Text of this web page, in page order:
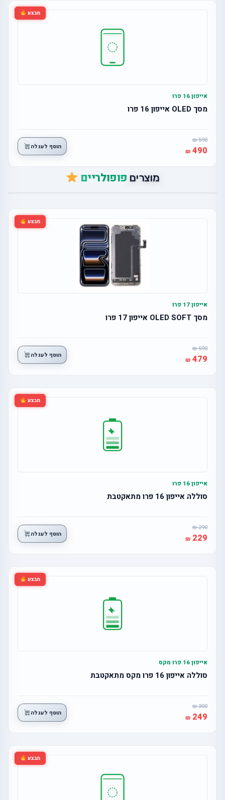
מבצע
אייפון 16 פרו
מסך OLED אייפון 16 פרו
590
490 הוסף לעגלה
מוצרים פופולריים
מבצע
אייפון 17 פרו
מסך OLED SOFT אייפון 17 פרו
590
479 הוסף לעגלה
מבצע
אייפון 16 פרו
סוללה אייפון 16 פרו מתאקטבת
290
229 הוסף לעגלה
מבצע
אייפון 16 פרו מקס
סוללה אייפון 16 פרו מקס מתאקטבת
300
249 הוסף לעגלה
מבצע